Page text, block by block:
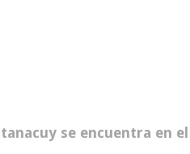
se encuentra en